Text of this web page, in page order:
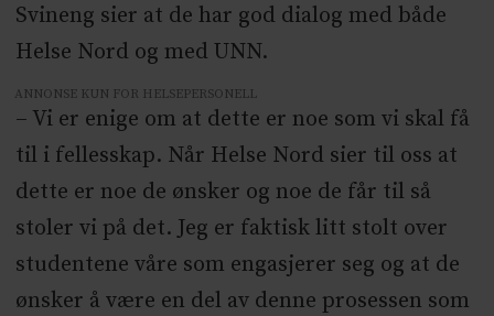
Svineng sier at de har god dialog med både
Helse Nord og med UNN.
ANNONSE KUN FOR HELSEPERSONELL
– Vi er enige om at dette er noe som vi skal få
til i fellesskap. Når Helse Nord sier til oss at
dette er noe de ønsker og noe de får til så
stoler vi på det. Jeg er faktisk litt stolt over
studentene våre som engasjerer seg og at de
ønsker å være en del av denne prosessen som